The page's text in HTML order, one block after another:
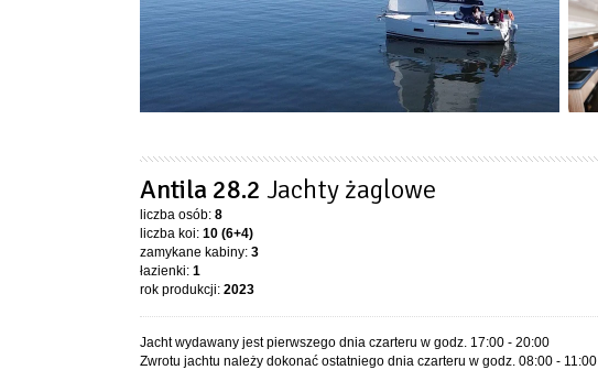
Antila 28.2 Jachty żaglowe
liczba osób: 8
liczba koi: 10 (6+4)
zamykane kabiny: 3
łazienki: 1
rok produkcji: 2023
Jacht wydawany jest pierwszego dnia czarteru w godz. 17:00 - 20:00
Zwrotu jachtu należy dokonać ostatniego dnia czarteru w godz. 08:00 - 11:00